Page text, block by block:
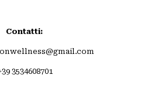
Contatti:
3534608701